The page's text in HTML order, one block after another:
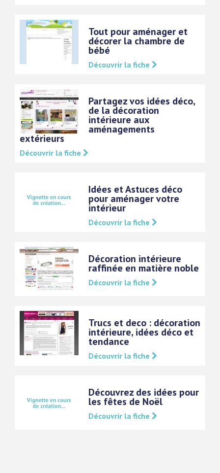
Tout pour aménager et
décorer la chambre de
bébé
Découvrir la fiche
Partagez vos idées déco,
de la décoration
intérieure aux
aménagements
extérieurs
Découvrir la fiche
Idées et Astuces déco
pour aménager votre
intérieur
Découvrir la fiche
Décoration intérieure
raffinée en matière noble
Découvrir la fiche
Trucs et deco : décoration
intérieure, idées déco et
tendance
Découvrir la fiche
Découvrez des idées pour
les fêtes de Noël
Découvrir la fiche